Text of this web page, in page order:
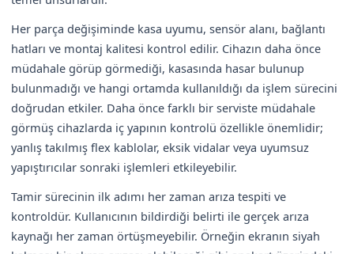
Her parça değişiminde kasa uyumu, sensör alanı, bağlantı
hatları ve montaj kalitesi kontrol edilir. Cihazın daha önce
müdahale görüp görmediği, kasasında hasar bulunup
bulunmadığı ve hangi ortamda kullanıldığı da işlem sürecini
doğrudan etkiler. Daha önce farklı bir serviste müdahale
görmüş cihazlarda iç yapının kontrolü özellikle önemlidir;
yanlış takılmış flex kablolar, eksik vidalar veya uyumsuz
yapıştırıcılar sonraki işlemleri etkileyebilir.
Tamir sürecinin ilk adımı her zaman arıza tespiti ve
kontroldür. Kullanıcının bildirdiği belirti ile gerçek arıza
kaynağı her zaman örtüşmeyebilir. Örneğin ekranın siyah